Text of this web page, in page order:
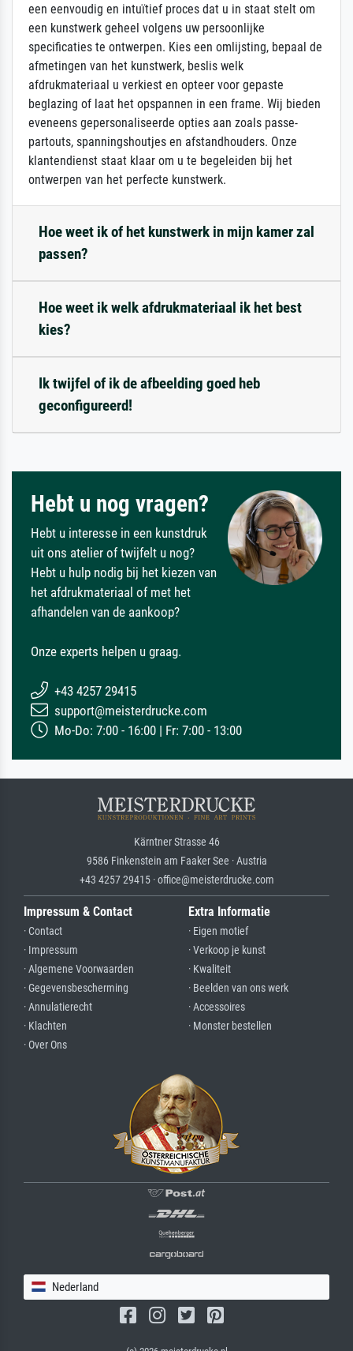
een eenvoudig en intuïtief proces dat u in staat stelt om
een kunstwerk geheel volgens uw persoonlijke
specificaties te ontwerpen. Kies een omlijsting, bepaal de
afmetingen van het kunstwerk, beslis welk
afdrukmateriaal u verkiest en opteer voor gepaste
beglazing of laat het opspannen in een frame. Wij bieden
eveneens gepersonaliseerde opties aan zoals passe-
partouts, spanningshoutjes en afstandhouders. Onze
klantendienst staat klaar om u te begeleiden bij het
ontwerpen van het perfecte kunstwerk.
Hoe weet ik of het kunstwerk in mijn kamer zal
passen?
Hoe weet ik welk afdrukmateriaal ik het best
kies?
Ik twijfel of ik de afbeelding goed heb
geconfigureerd!
Hebt u nog vragen?
Hebt u interesse in een kunstdruk
uit ons atelier of twijfelt u nog?
Hebt u hulp nodig bij het kiezen van
het afdrukmateriaal of met het
afhandelen van de aankoop?
Onze experts helpen u graag.
+43 4257 29415
support@meisterdrucke.com
Mo-Do: 7:00 - 16:00 | Fr: 7:00 - 13:00
Kärntner Strasse 46
9586 Finkenstein am Faaker See · Austria
+43 4257 29415 · office@meisterdrucke.com
Impressum & Contact
· Contact
· Impressum
· Algemene Voorwaarden
· Gegevensbescherming
· Annulatierecht
· Klachten
· Over Ons
Extra Informatie
· Eigen motief
· Verkoop je kunst
· Kwaliteit
· Beelden van ons werk
· Accessoires
· Monster bestellen
Nederland